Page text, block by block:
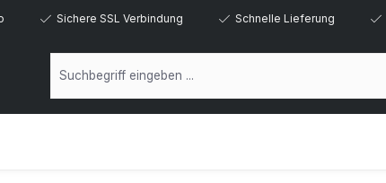
Sichere SSL Verbindung Schnelle Lieferung